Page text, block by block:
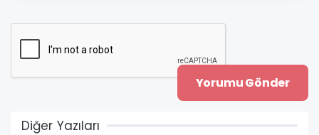
Diğer Yazıları